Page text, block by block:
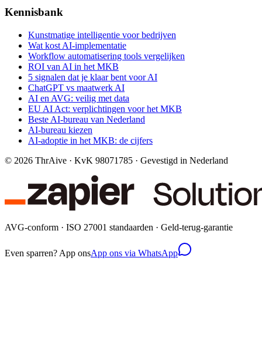
Kennisbank
Kunstmatige intelligentie voor bedrijven
Wat kost AI-implementatie
Workflow automatisering tools vergelijken
ROI van AI in het MKB
5 signalen dat je klaar bent voor AI
ChatGPT vs maatwerk AI
AI en AVG: veilig met data
EU AI Act: verplichtingen voor het MKB
Beste AI-bureau van Nederland
AI-bureau kiezen
AI-adoptie in het MKB: de cijfers
© 2026 ThrAive · KvK 98071785 · Gevestigd in Nederland
AVG-conform · ISO 27001 standaarden · Geld-terug-garantie
Even sparren? App onsApp ons via WhatsApp